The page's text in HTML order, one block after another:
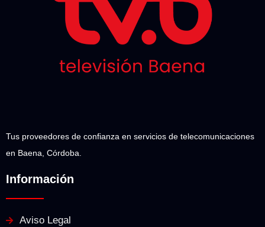
Tus proveedores de confianza en servicios de telecomunicaciones
en Baena, Córdoba.
Información
Aviso Legal